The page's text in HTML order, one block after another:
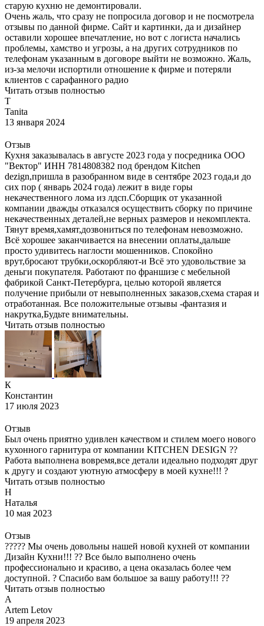
старую кухню не демонтировали.
Очень жаль, что сразу не попросила договор и не посмотрела
отзывы по данной фирме. Сайт и картинки, да и дизайнер
оставили хорошее впечатление, но вот с логиста начались
проблемы, хамство и угрозы, а на других сотрудников по
телефонам указанным в договоре выйти не возможно. Жаль,
из-за мелочи испортили отношение к фирме и потеряли
клиентов с сарафанного радио
Читать отзыв полностью
T
Tanita
13 января 2024
Отзыв
Кухня заказывалась в августе 2023 года у посредника ООО
"Вектор" ИНН 7814808382 под брендом Kitchen
dezign,пришла в разобранном виде в сентябре 2023 года,и до
сих пор ( январь 2024 года) лежит в виде горы
некачественного лома из лдсп.Сборщик от указанной
компании дважды отказался осуществить сборку по причине
некачественных деталей,не верных размеров и некомплекта.
Тянут время,хамят,дозвониться по телефонам невозможно.
Всё хорошее заканчивается на внесении оплаты,дальше
просто удивитесь наглости мошенников. Спокойно
врут,бросают трубки,оскорбляют-и Всё это удовольствие за
деньги покупателя. Работают по франшизе с мебельной
фабрикой Санкт-Петербурга, целью которой является
получение прибыли от невыполненных заказов,схема старая и
отработанная. Все положительные отзывы -фантазия и
накрутка,Будьте внимательны.
Читать отзыв полностью
К
Константин
17 июля 2023
Отзыв
Был очень приятно удивлен качеством и стилем моего нового
кухонного гарнитура от компании KITCHEN DESIGN ??
Работа выполнена вовремя,все детали идеально подходят друг
к другу и создают уютную атмосферу в моей кухне!!! ?
Читать отзыв полностью
Н
Наталья
10 мая 2023
Отзыв
????? Мы очень довольны нашей новой кухней от компании
Дизайн Кухни!!! ?? Все было выполнено очень
профессионально и красиво, а цена оказалась более чем
доступной. ? Спасибо вам большое за вашу работу!!! ??
Читать отзыв полностью
A
Artem Letov
19 апреля 2023